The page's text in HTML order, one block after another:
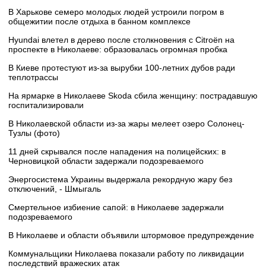
В Харькове семеро молодых людей устроили погром в
общежитии после отдыха в банном комплексе
Hyundai влетел в дерево после столкновения с Citroën на
проспекте в Николаеве: образовалась огромная пробка
В Киеве протестуют из-за вырубки 100-летних дубов ради
теплотрассы
На ярмарке в Николаеве Skoda сбила женщину: пострадавшую
госпитализировали
В Николаевской области из-за жары мелеет озеро Солонец-
Тузлы (фото)
11 дней скрывался после нападения на полицейских: в
Черновицкой области задержали подозреваемого
Энергосистема Украины выдержала рекордную жару без
отключений, - Шмыгаль
Смертельное избиение сапой: в Николаеве задержали
подозреваемого
В Николаеве и области объявили штормовое предупреждение
Коммунальщики Николаева показали работу по ликвидации
последствий вражеских атак